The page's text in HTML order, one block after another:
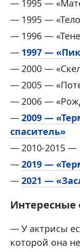
1995 —
1995 —
1996 —
1997 —
2000 —
2005 —
2006 —
2009 —
спаситель»
2010-2015 —
2019 —
2021 —
Интересные
У актрисы
которой она